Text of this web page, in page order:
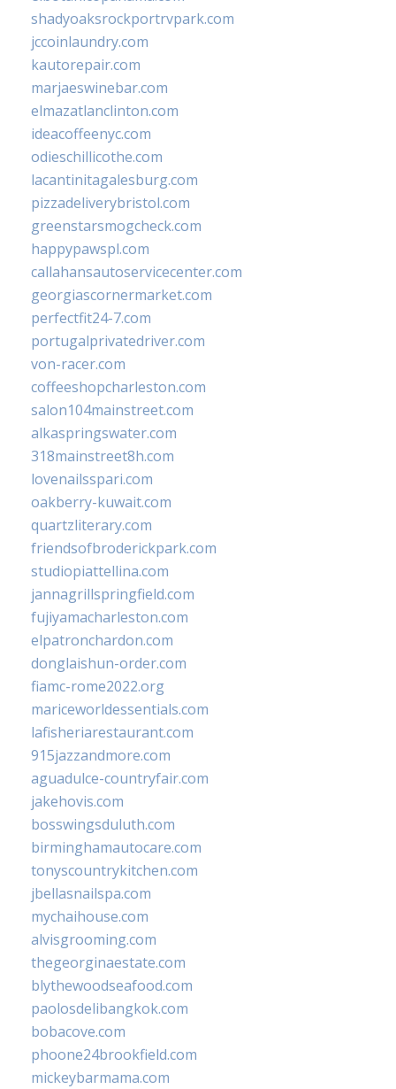
shadyoaksrockportrvpark.com
jccoinlaundry.com
kautorepair.com
marjaeswinebar.com
elmazatlanclinton.com
ideacoffeenyc.com
odieschillicothe.com
lacantinitagalesburg.com
pizzadeliverybristol.com
greenstarsmogcheck.com
happypawspl.com
callahansautoservicecenter.com
georgiascornermarket.com
perfectfit24-7.com
portugalprivatedriver.com
von-racer.com
coffeeshopcharleston.com
salon104mainstreet.com
alkaspringswater.com
318mainstreet8h.com
lovenailsspari.com
oakberry-kuwait.com
quartzliterary.com
friendsofbroderickpark.com
studiopiattellina.com
jannagrillspringfield.com
fujiyamacharleston.com
elpatronchardon.com
donglaishun-order.com
fiamc-rome2022.org
mariceworldessentials.com
lafisheriarestaurant.com
915jazzandmore.com
aguadulce-countryfair.com
jakehovis.com
bosswingsduluth.com
birminghamautocare.com
tonyscountrykitchen.com
jbellasnailspa.com
mychaihouse.com
alvisgrooming.com
thegeorginaestate.com
blythewoodseafood.com
paolosdelibangkok.com
bobacove.com
phoone24brookfield.com
mickeybarmama.com